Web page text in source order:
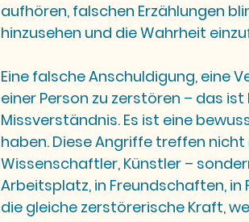
aufhören, falschen Erzählungen
hinzusehen und die Wahrheit
Eine falsche Anschuldigung, eine
einer Person zu zerstören – das
Missverständnis. Es ist eine
haben. Diese Angriffe treffen
Wissenschaftler, Künstler –
Arbeitsplatz, in Freundschaften, in
die gleiche zerstörerische Kraft,